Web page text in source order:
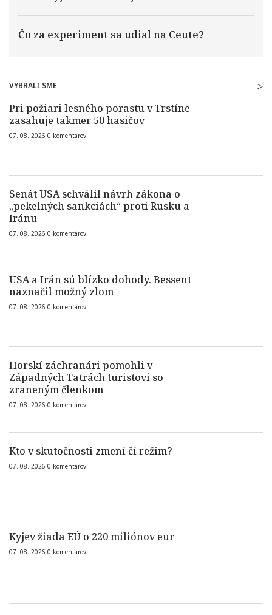
Čo za experiment sa udial na Ceute?
VYBRALI SME
Pri požiari lesného porastu v Trstíne
zasahuje takmer 50 hasičov
07. 08. 2026 0 komentárov
Senát USA schválil návrh zákona o
„pekelných sankciách“ proti Rusku a
Iránu
07. 08. 2026 0 komentárov
USA a Irán sú blízko dohody. Bessent
naznačil možný zlom
07. 08. 2026 0 komentárov
Horskí záchranári pomohli v
Západných Tatrách turistovi so
zraneným členkom
07. 08. 2026 0 komentárov
Kto v skutočnosti zmení čí režim?
07. 08. 2026 0 komentárov
Kyjev žiada EÚ o 220 miliónov eur
07. 08. 2026 0 komentárov